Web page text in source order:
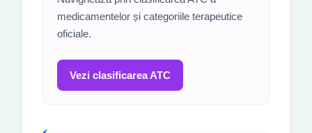
medicamentelor și categoriile terapeutice
oficiale.
Vezi clasificarea ATC